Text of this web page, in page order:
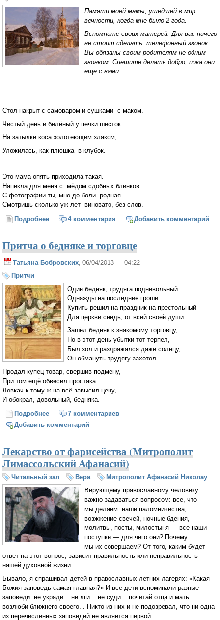
Памяти моей мамы, ушедшей в мир
вечности, когда мне было 2 года.
Вспомните своих матерей. Для вас ничего
не стоит сделать телефонный звонок.
Вы обязаны своим родителям не одним
звонком. Спешите делать добро, пока они
еще с вами.
Стол накрыт с самоваром и сушками c маком.
Чистый день и белёный у печки шесток.
На затылке коса золотеющим злаком,
Уложилась, как плюшка в клубок.
Это мама опять приходила такая.
Напекла для меня с мёдом сдобных блинков.
С фотографии ты, мне до боли родная
Смотришь сколько уж лет виновато, без слов.
Подробнее о Стол накрыт с самоваром и сушками c маком
4 комментария Добавить комментарий
Притча о бедняке и торговце
Татьяна Бобровских , 06/04/2013 — 04:22
Притчи
Один бедняк, трудяга подневольный
Однажды на последние гроши
Купить решил на праздник на престольный
Для церкви снедь, от всей своей души.
Зашёл бедняк к знакомому торговцу,
Но в этот день убытки тот терпел,
Был зол и раздражался даже солнцу,
Он обмануть трудягу захотел.
Продал купец товар, свершив подмену,
При том ещё обвесил простака.
Ловкач к тому ж на всё завысил цену,
И обокрал, довольный, бедняка.
Подробнее о Притча о бедняке и торговце
7 комментариев
Добавить комментарий
Лекарство от фарисейства (Митрополит
Лимассольский Афанасий)
Читальный зал Вера
Митрополит Афанасий Николау
Верующему православному человеку
важно задаваться вопросом: все, что
мы делаем: наши паломничества,
возжжение свечей, ночные бдения,
молитвы, посты, милостыня — все наши
поступки — для чего они? Почему
мы их совершаем? От того, каким будет
ответ на этот вопрос, зависит правильность или неправильность
нашей духовной жизни.
Бывало, я спрашивал детей в православных летних лагерях: «Какая
Божия заповедь самая главная?» И все дети вспоминали разные
заповеди: не укради... не лги... не суди... почитай отца и мать...
возлюби ближнего своего... Никто из них и не подозревал, что ни одна
из перечисленных заповедей не является первой.